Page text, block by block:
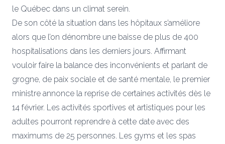
le Québec dans un climat serein.
De son côté la situation dans les hôpitaux s’améliore
alors que l’on dénombre une baisse de plus de 400
hospitalisations dans les derniers jours. Affirmant
vouloir faire la balance des inconvénients et parlant de
grogne, de paix sociale et de santé mentale, le premier
ministre annonce la reprise de certaines activités dès le
14 février. Les activités sportives et artistiques pour les
adultes pourront reprendre à cette date avec des
maximums de 25 personnes. Les gyms et les spas